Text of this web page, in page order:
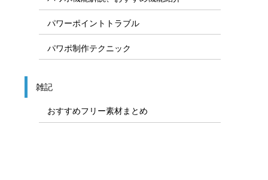
パワーポイントトラブル
パワポ制作テクニック
雑記
おすすめフリー素材まとめ